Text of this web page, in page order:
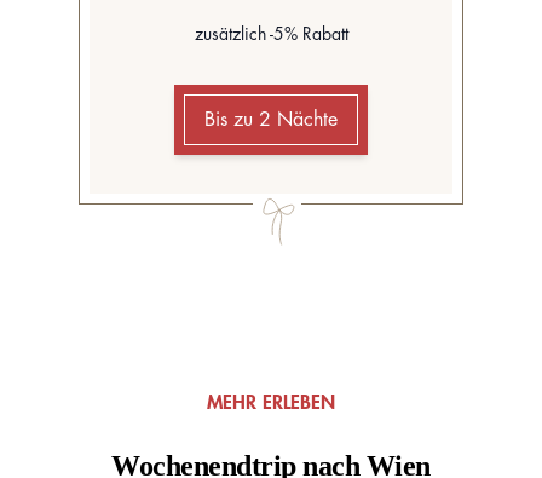
zusätzlich -5% Rabatt
Bis zu 2 Nächte
MEHR ERLEBEN
Wochenendtrip nach Wien